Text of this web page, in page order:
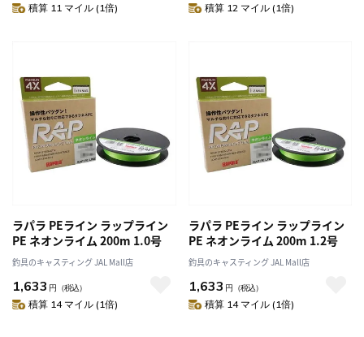
積算 11 マイル (1倍) 積算 12 マイル (1倍)
ラパラ PEライン ラップライン
PE ネオンライム 200m 1.0号
釣具のキャスティング JAL Mall店
1,633 円 （税込）
積算 14 マイル (1倍)
ラパラ PEライン ラップライン
PE ネオンライム 200m 1.2号
釣具のキャスティング JAL Mall店
1,633 円 （税込）
積算 14 マイル (1倍)